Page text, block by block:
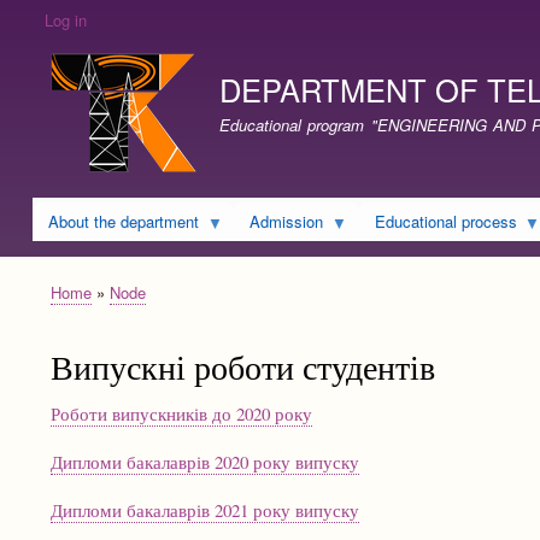
Log in
DEPARTMENT OF
Educational program "ENGINEERING AND
About the department Admission Educational process
Breadcrumb
Home Node
Випускні роботи студентів
Роботи випускників до 2020 року
Дипломи бакалаврів 2020 року випуску
Дипломи бакалаврів 2021 року випуску